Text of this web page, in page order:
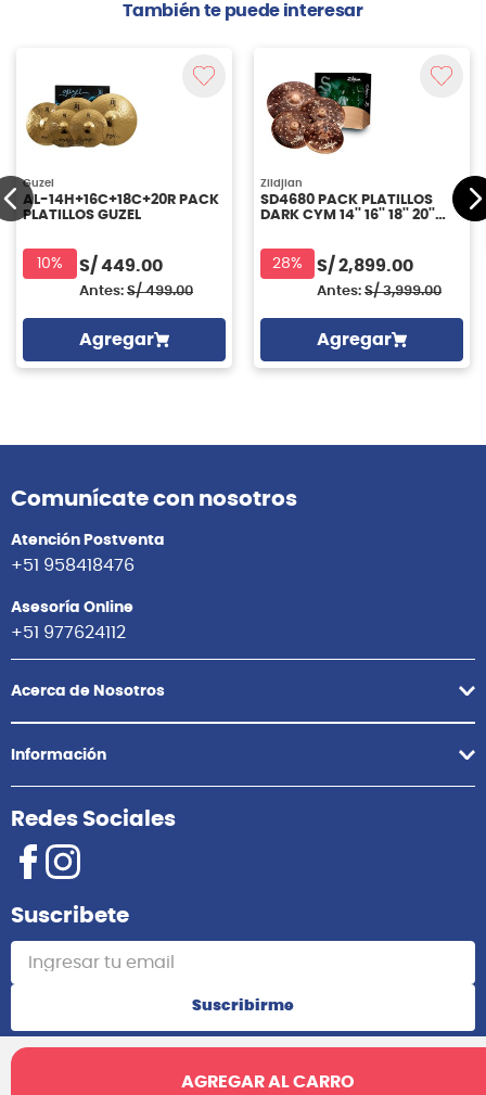
AGREGAR AL CARRO
También te puede interesar
Guzel
AL-14H+16C+18C+20R PACK
PLATILLOS GUZEL
10% S/ 449.00
Antes: S/ 499.00
Agregar
Zildjian
SD4680 PACK PLATILLOS
DARK CYM 14'' 16'' 18'' 20''
28% S/ 2,899.00
Antes: S/ 3,999.00
Agregar
Comunícate con nosotros
Atención Postventa
+51 958418476
Asesoría Online
+51 977624112
Acerca de Nosotros
Información
Redes Sociales
Suscribete
Suscribirme
2025 Audiomusica. Todos los derechos reservados.